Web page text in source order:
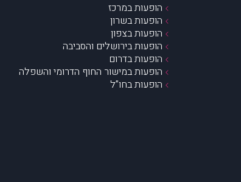
הופעות במרכז
הופעות בשרון
הופעות בצפון
הופעות בירושלים והסביבה
הופעות בדרום
הופעות במישור החוף הדרומי והשפלה
הופעות בחו”ל